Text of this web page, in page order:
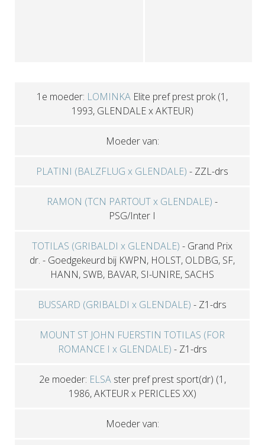
1e moeder: LOMINKA Elite pref prest prok (1,
1993, GLENDALE x AKTEUR)
Moeder van:
PLATINI (BALZFLUG x GLENDALE) - ZZL-drs
RAMON (TCN PARTOUT x GLENDALE) -
PSG/Inter I
TOTILAS (GRIBALDI x GLENDALE) - Grand Prix
dr. - Goedgekeurd bij KWPN, HOLST, OLDBG, SF,
HANN, SWB, BAVAR, SI-UNIRE, SACHS
BUSSARD (GRIBALDI x GLENDALE) - Z1-drs
MOUNT ST JOHN FUERSTIN TOTILAS (FOR
ROMANCE I x GLENDALE) - Z1-drs
2e moeder: ELSA ster pref prest sport(dr) (1,
1986, AKTEUR x PERICLES XX)
Moeder van: